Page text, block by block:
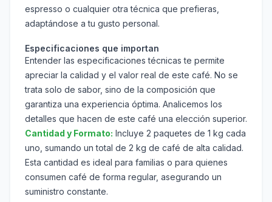
espresso o cualquier otra técnica que prefieras,
adaptándose a tu gusto personal.
Especificaciones que importan
Entender las especificaciones técnicas te permite
apreciar la calidad y el valor real de este café. No se
trata solo de sabor, sino de la composición que
garantiza una experiencia óptima. Analicemos los
detalles que hacen de este café una elección superior.
Cantidad y Formato: Incluye 2 paquetes de 1 kg cada
uno, sumando un total de 2 kg de café de alta calidad.
Esta cantidad es ideal para familias o para quienes
consumen café de forma regular, asegurando un
suministro constante.